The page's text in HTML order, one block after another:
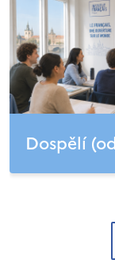
Dospělí